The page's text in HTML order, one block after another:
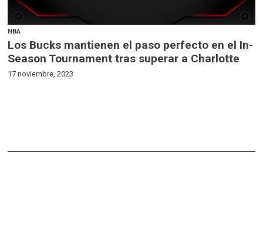
NBA
Los Bucks mantienen el paso perfecto en el In-
Season Tournament tras superar a Charlotte
17 noviembre, 2023